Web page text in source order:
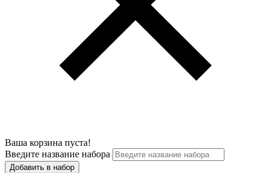
Ваша корзина пуста!
Введите название набора
Добавить в набор